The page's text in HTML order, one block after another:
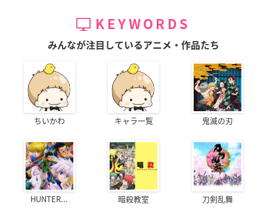
KEYWORDS
みんなが注目しているアニメ・作品たち
ちいかわ キャラ一覧 鬼滅の刃
HUNTER... 暗殺教室 刀剣乱舞